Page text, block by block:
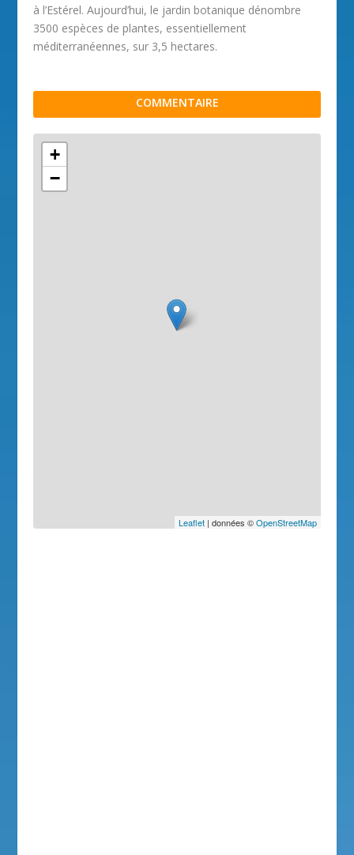
à l’Estérel. Aujourd’hui, le jardin botanique dénombre
3500 espèces de plantes, essentiellement
méditerranéennes, sur 3,5 hectares.
COMMENTAIRE
+
−
Leaflet| données ©OpenStreetMap